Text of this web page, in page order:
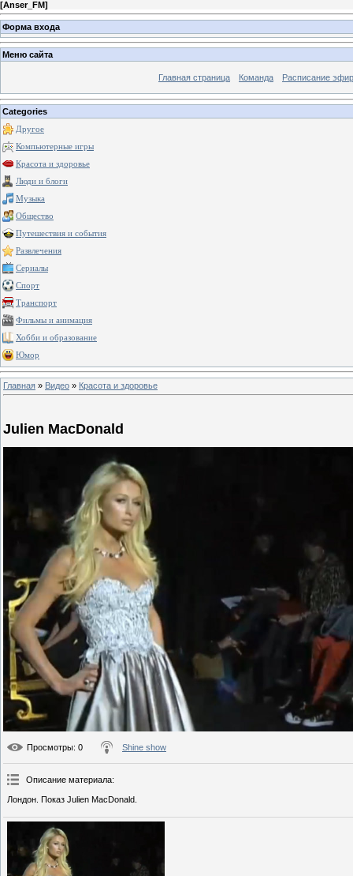
[Anser_FM]
Форма входа
Меню сайта
Главная страница Команда Расписание
Categories
Другое
Компьютерные игры
Красота и здоровье
Люди и блоги
Музыка
Общество
Путешествия и события
Развлечения
Сериалы
Спорт
Транспорт
Фильмы и анимация
Хобби и образование
Юмор
Главная » Видео » Красота и здоровье
Julien MacDonald
Просмотры: 0 Shine show
Описание материала:
Лондон. Показ Julien MacDonald.